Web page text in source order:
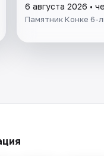
6 августа 2026 •
Памятник Конке 6-